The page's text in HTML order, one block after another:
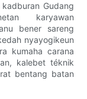
Gudang
karyawan
bener sareng
nyayogikeun
kumaha carana
kalebet téknik
bentang batan